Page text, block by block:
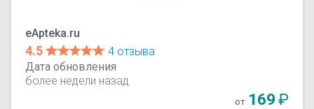
eApteka.ru
4.5
4 отзыва
Дата обновления
более недели назад
от 169₽